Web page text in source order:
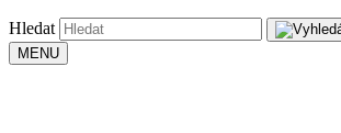
Hledat
MENU